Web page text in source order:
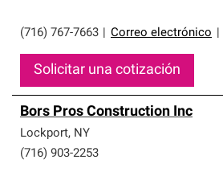
(716) 767-7663 Correo electrónico
Solicitar una cotización
Bors Pros Construction Inc
Lockport, NY
(716) 903-2253